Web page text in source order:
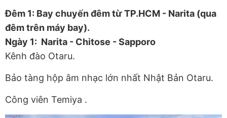
Đêm 1: Bay chuyến đêm từ TP.HCM - Narita (qua
đêm trên máy bay).
Ngày 1: Narita - Chitose - Sapporo
Kênh đào Otaru.
Bảo tàng hộp âm nhạc lớn nhất Nhật Bản Otaru.
Công viên Temiya .